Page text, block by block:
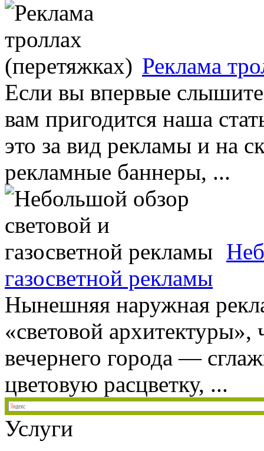
Реклама
Если вы впервые
вам пригодится наша
это за вид рекламы и на
рекламные баннеры, ...
газосветной рекламы
Нынешняя наружная
«световой
вечернего города —
цветовую расцветку, ...
Услуги